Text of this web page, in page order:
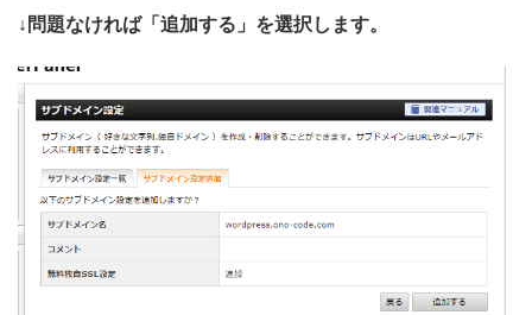
↓問題なければ「追加する」を選択します。